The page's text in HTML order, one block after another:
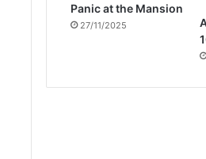
Panic at the Mansion
27/11/2025